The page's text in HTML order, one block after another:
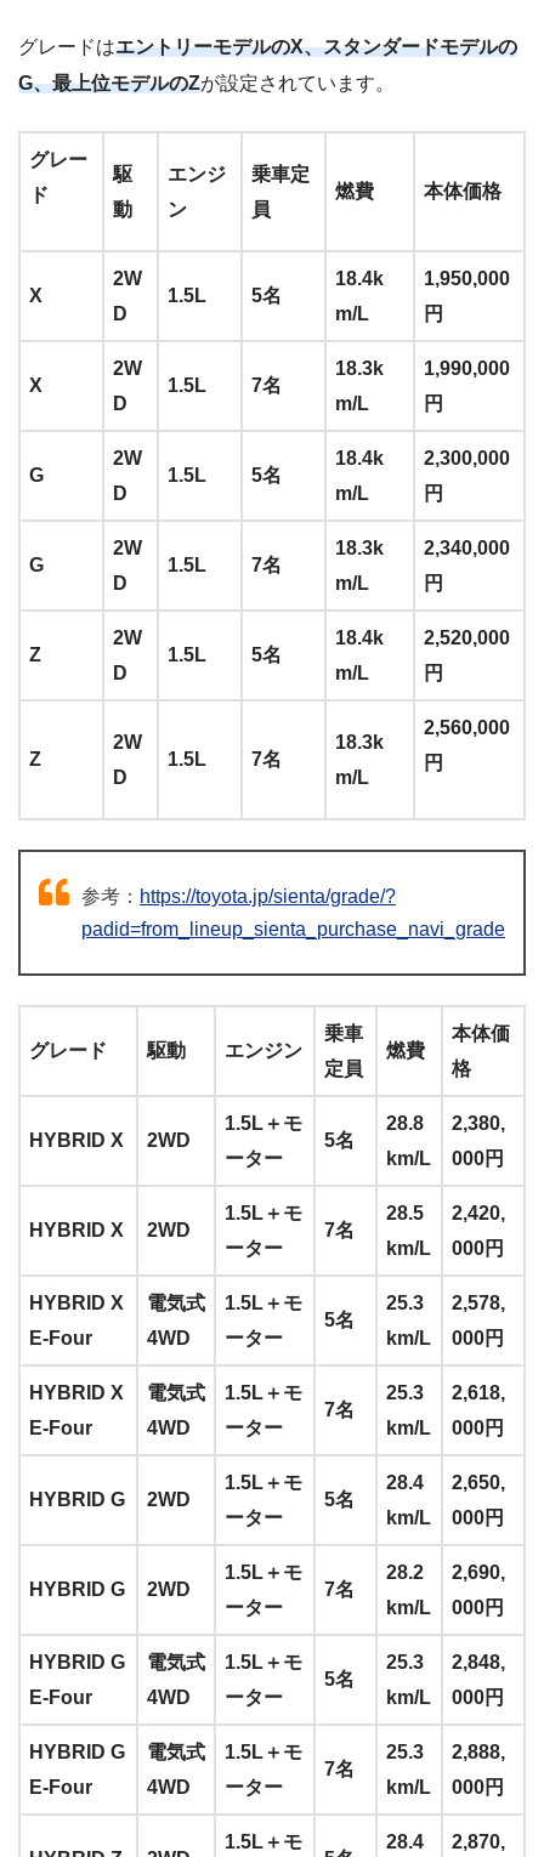
グレードはエントリーモデルのX、スタンダードモデルの
G、最上位モデルのZが設定されています。
グレー
ド
駆
動
エンジ
ン
乗車定
員
燃費 本体価格
X
2W
D
1.5L 5名
18.4k
m/L
1,950,000
円
X
2W
D
1.5L 7名
18.3k
m/L
1,990,000
円
G
2W
D
1.5L 5名
18.4k
m/L
2,300,000
円
G
2W
D
1.5L 7名
18.3k
m/L
2,340,000
円
Z
2W
D
1.5L 5名
18.4k
m/L
2,520,000
円
Z
2W
D
1.5L 7名
18.3k
m/L
2,560,000
円
参考： https://toyota.jp/sienta/grade/?
padid=from_lineup_sienta_purchase_navi_grade
グレード 駆動 エンジン
乗車
定員
燃費
本体価
格
HYBRID X 2WD
1.5L＋モ
ーター
5名
28.8
km/L
2,380,
000円
HYBRID X 2WD
1.5L＋モ
ーター
7名
28.5
km/L
2,420,
000円
HYBRID X
E-Four
電気式
4WD
1.5L＋モ
ーター
5名
25.3
km/L
2,578,
000円
HYBRID X
E-Four
電気式
4WD
1.5L＋モ
ーター
7名
25.3
km/L
2,618,
000円
HYBRID G 2WD
1.5L＋モ
ーター
5名
28.4
km/L
2,650,
000円
HYBRID G 2WD
1.5L＋モ
ーター
7名
28.2
km/L
2,690,
000円
HYBRID G
E-Four
電気式
4WD
1.5L＋モ
ーター
5名
25.3
km/L
2,848,
000円
HYBRID G
E-Four
電気式
4WD
1.5L＋モ
ーター
7名
25.3
km/L
2,888,
000円
1.5L＋モ
28.4
2,870,